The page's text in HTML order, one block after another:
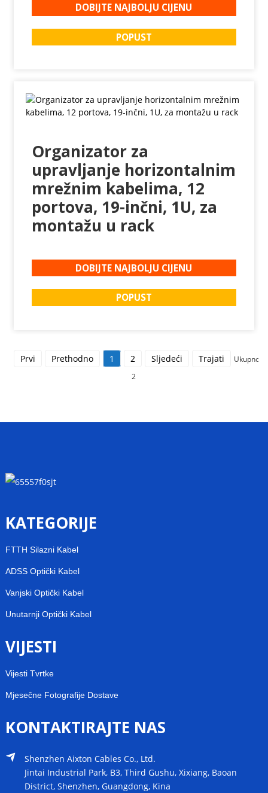
DOBIJTE NAJBOLJU CIJENU
POPUST
Organizator za
upravljanje horizontalnim
mrežnim kabelima, 12
portova, 19-inčni, 1U, za
montažu u rack
DOBIJTE NAJBOLJU CIJENU
POPUST
Prvi Prethodno 1 2 Sljedeći Trajati
Ukupno
2
KATEGORIJE
FTTH Silazni Kabel
ADSS Optički Kabel
Vanjski Optički Kabel
Unutarnji Optički Kabel
VIJESTI
Vijesti Tvrtke
Mjesečne Fotografije Dostave
KONTAKTIRAJTE NAS
Shenzhen Aixton Cables Co., Ltd.
Jintai Industrial Park, B3, Third Gushu, Xixiang, Baoan
District, Shenzhen, Guangdong, Kina